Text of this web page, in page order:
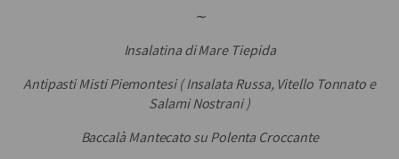
∼
Insalatina di Mare Tiepida
Antipasti Misti Piemontesi ( Insalata Russa, Vitello Tonnato e
Salami Nostrani )
Baccalà Mantecato su Polenta Croccante